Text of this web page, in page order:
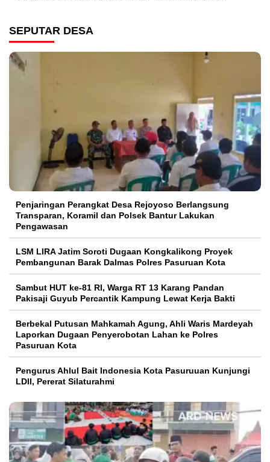
SEPUTAR DESA
Penjaringan Perangkat Desa Rejoyoso Berlangsung
Transparan, Koramil dan Polsek Bantur Lakukan
Pengawasan
LSM LIRA Jatim Soroti Dugaan Kongkalikong Proyek
Pembangunan Barak Dalmas Polres Pasuruan Kota
Sambut HUT ke-81 RI, Warga RT 13 Karang Pandan
Pakisaji Guyub Percantik Kampung Lewat Kerja Bakti
Berbekal Putusan Mahkamah Agung, Ahli Waris Mardeyah
Laporkan Dugaan Penyerobotan Lahan ke Polres
Pasuruan Kota
Pengurus Ahlul Bait Indonesia Kota Pasuruuan Kunjungi
LDII, Pererat Silaturahmi